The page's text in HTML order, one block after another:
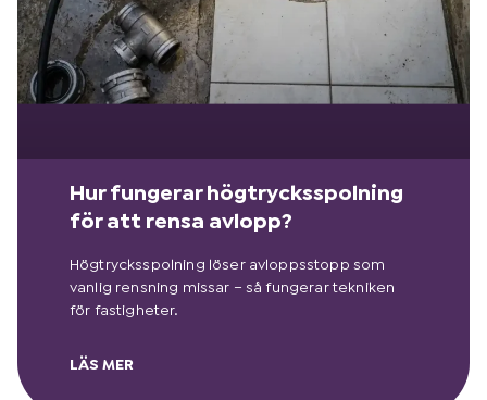
Hur fungerar högtrycksspolning
för att rensa avlopp?
Högtrycksspolning löser avloppsstopp som
vanlig rensning missar – så fungerar tekniken
för fastigheter.
LÄS MER